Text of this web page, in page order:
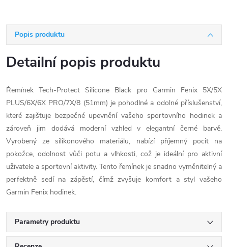
Popis produktu
Detailní popis produktu
Řemínek Tech-Protect Silicone Black pro Garmin Fenix 5X/5X
PLUS/6X/6X PRO/7X/8 (51mm) je pohodlné a odolné příslušenství,
které zajišťuje bezpečné upevnění vašeho sportovního hodinek a
zároveň jim dodává moderní vzhled v elegantní černé barvě.
Vyrobený ze silikonového materiálu, nabízí příjemný pocit na
pokožce, odolnost vůči potu a vlhkosti, což je ideální pro aktivní
uživatele a sportovní aktivity. Tento řemínek je snadno vyměnitelný a
perfektně sedí na zápěstí, čímž zvyšuje komfort a styl vašeho
Garmin Fenix hodinek.
Parametry produktu